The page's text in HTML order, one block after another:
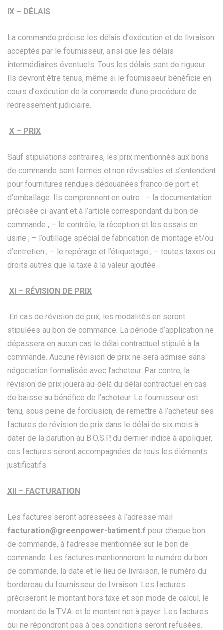
IX – DÉLAIS
La commande précise les délais d’exécution et de livraison
acceptés par le fournisseur, ainsi que les délais
intermédiaires éventuels. Tous les délais sont de rigueur.
Ils devront être tenus, même si le fournisseur bénéficie en
cours d’exécution de la commande d’une procédure de
redressement judiciaire.
X – PRIX
Sauf stipulations contraires, les prix mentionnés aux bons
de commande sont fermes et non révisables et s’entendent
pour fournitures rendues dédouanées franco de port et
d’emballage. Ils comprennent en outre : – la documentation
précisée ci-avant et à l’article correspondant du bon de
commande ; – le contrôle, la réception et les essais en
usine ; – l’outillage spécial de fabrication de montage et/ou
d’entretien ; – le repérage et l’étiquetage ; – toutes taxes ou
droits autres que la taxe à la valeur ajoutée
XI – RÉVISION DE PRIX
En cas de révision de prix, les modalités en seront
stipulées au bon de commande. La période d’application ne
dépassera en aucun cas le délai contractuel stipulé à la
commande. Aucune révision de prix ne sera admise sans
négociation formalisée avec l’acheteur. Par contre, la
révision de prix jouera au-delà du délai contractuel en cas
de baisse au bénéfice de l’acheteur. Le fournisseur est
tenu, sous peine de forclusion, de remettre à l’acheteur ses
factures de révision de prix dans le délai de six mois à
dater de la parution au B.O.S.P. du dernier indice à appliquer,
ces factures seront accompagnées de tous les éléments
justificatifs.
XII – FACTURATION
Les factures seront adressées à l’adresse mail
facturation@greenpower-batiment.f pour chaque bon
de commande, à l’adresse mentionnée sur le bon de
commande. Les factures mentionneront le numéro du bon
de commande, la date et le lieu de livraison, le numéro du
bordereau du fournisseur de livraison. Les factures
préciseront le montant hors taxe et son mode de calcul, le
montant de la T.V.A. et le montant net à payer. Les factures
qui ne répondront pas à ces conditions seront refusées.